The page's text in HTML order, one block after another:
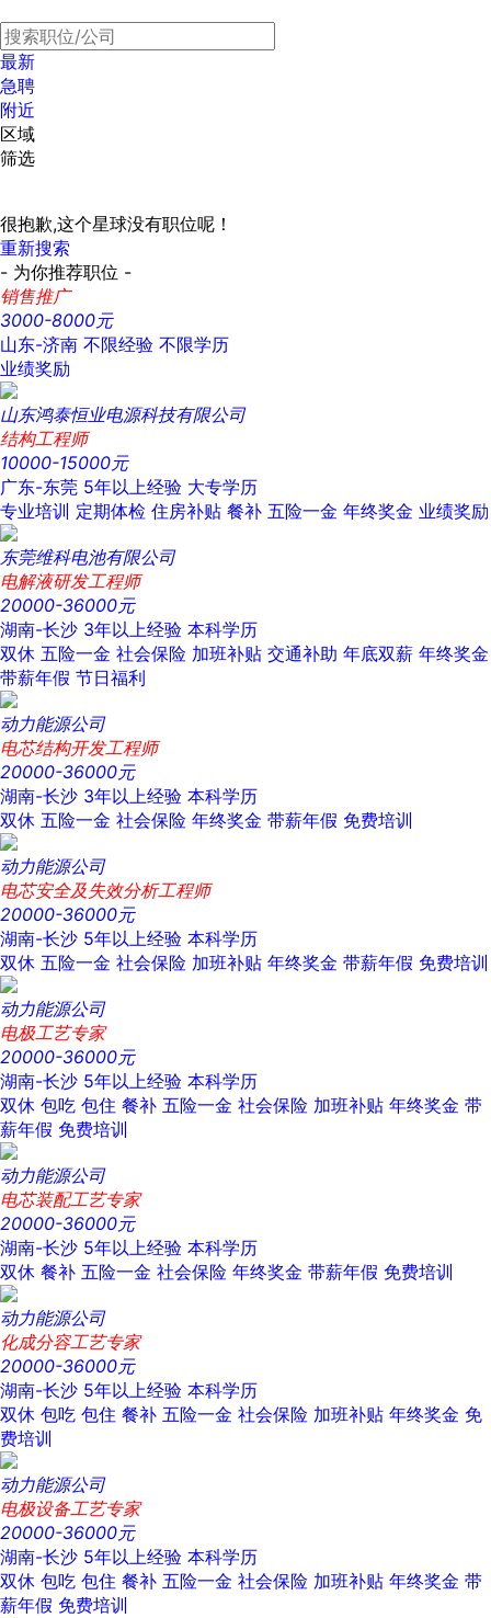
最新
急聘
附近
区域
筛选
很抱歉,这个星球没有职位呢！
重新搜索
- 为你推荐职位 -
销售推广
3000-8000元
山东-济南 不限经验 不限学历
业绩奖励
山东鸿泰恒业电源科技有限公司
结构工程师
10000-15000元
广东-东莞 5年以上经验 大专学历
专业培训 定期体检 住房补贴 餐补 五险一金 年终奖金 业绩奖励
东莞维科电池有限公司
电解液研发工程师
20000-36000元
湖南-长沙 3年以上经验 本科学历
双休 五险一金 社会保险 加班补贴 交通补助 年底双薪 年终奖金
带薪年假 节日福利
动力能源公司
电芯结构开发工程师
20000-36000元
湖南-长沙 3年以上经验 本科学历
双休 五险一金 社会保险 年终奖金 带薪年假 免费培训
动力能源公司
电芯安全及失效分析工程师
20000-36000元
湖南-长沙 5年以上经验 本科学历
双休 五险一金 社会保险 加班补贴 年终奖金 带薪年假 免费培训
动力能源公司
电极工艺专家
20000-36000元
湖南-长沙 5年以上经验 本科学历
双休 包吃 包住 餐补 五险一金 社会保险 加班补贴 年终奖金 带
薪年假 免费培训
动力能源公司
电芯装配工艺专家
20000-36000元
湖南-长沙 5年以上经验 本科学历
双休 餐补 五险一金 社会保险 年终奖金 带薪年假 免费培训
动力能源公司
化成分容工艺专家
20000-36000元
湖南-长沙 5年以上经验 本科学历
双休 包吃 包住 餐补 五险一金 社会保险 加班补贴 年终奖金 免
费培训
动力能源公司
电极设备工艺专家
20000-36000元
湖南-长沙 5年以上经验 本科学历
双休 包吃 包住 餐补 五险一金 社会保险 加班补贴 年终奖金 带
薪年假 免费培训